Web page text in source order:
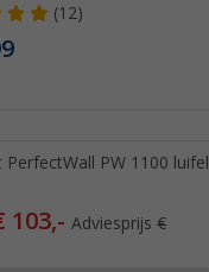
(12)
PerfectWall PW 1100 luifel
103,-Adviesprijs€